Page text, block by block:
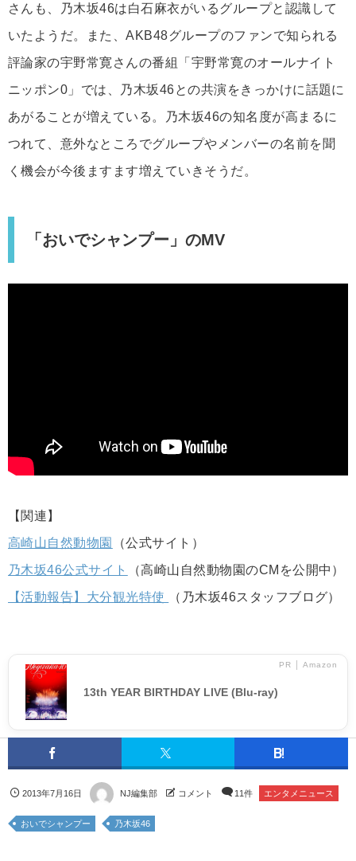
さんも、乃木坂46は白石麻衣がいるグループと認識して
いたようだ。また、AKB48グループのファンで知られる
評論家の宇野常寛さんの番組「宇野常寛のオールナイト
ニッポン0」では、乃木坂46との共演をきっかけに話題に
あがることが増えている。乃木坂46の知名度が高まるに
つれて、意外なところでグループやメンバーの名前を聞
く機会が今後ますます増えていきそうだ。
「おいでシャンプー」のMV
【関連】
高崎山自然動物園
（公式サイト）
乃木坂46公式サイト
（高崎山自然動物園のCMを公開中）
【活動報告】大分観光特使
（乃木坂46スタッフブログ）
PR │ Amazon
13th YEAR BIRTHDAY LIVE (Blu-ray)
2013年7月16日 NJ編集部 コメント 11件 エンタメニュース
おいでシャンプー 乃木坂46